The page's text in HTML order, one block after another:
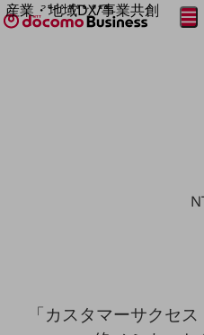
産業・地域DX/事業共創
OPEN HUB for Plural Futures
産業・地域DXプラットフォーマーとして
Smart Mobility
Smart Worksite
メ
開く
「カスタマーサクセ